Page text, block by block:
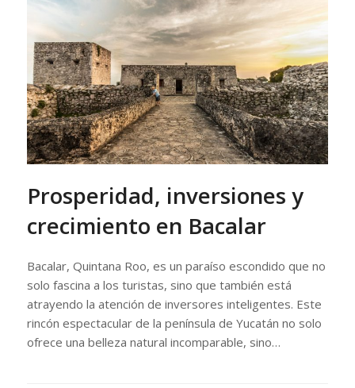
Prosperidad, inversiones y
crecimiento en Bacalar
Bacalar, Quintana Roo, es un paraíso escondido que no
solo fascina a los turistas, sino que también está
atrayendo la atención de inversores inteligentes. Este
rincón espectacular de la península de Yucatán no solo
ofrece una belleza natural incomparable, sino…